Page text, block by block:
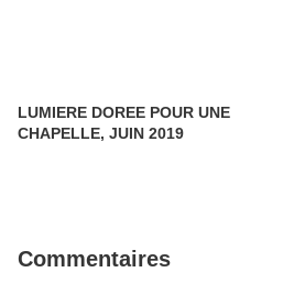
LUMIERE DOREE POUR UNE
CHAPELLE, JUIN 2019
Commentaires